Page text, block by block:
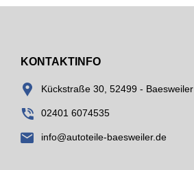
KONTAKTINFO
Kückstraße 30, 52499 - Baesweiler
02401 6074535
info@autoteile-baesweiler.de